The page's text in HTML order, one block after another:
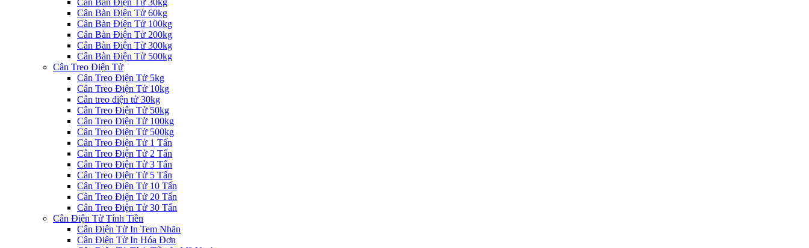
Cân Bàn Điện Tử 30kg
Cân Bàn Điện Tử 60kg
Cân Bàn Điện Tử 100kg
Cân Bàn Điện Tử 200kg
Cân Bàn Điện Tử 300kg
Cân Bàn Điện Tử 500kg
Cân Treo Điện Tử
Cân Treo Điện Tử 5kg
Cân Treo Điện Tử 10kg
Cân treo điện tử 30kg
Cân Treo Điện Tử 50kg
Cân Treo Điện Tử 100kg
Cân Treo Điện Tử 500kg
Cân Treo Điện Tử 1 Tấn
Cân Treo Điện Tử 2 Tấn
Cân Treo Điện Tử 3 Tấn
Cân Treo Điện Tử 5 Tấn
Cân Treo Điện Tử 10 Tấn
Cân Treo Điện Tử 20 Tấn
Cân Treo Điện Tử 30 Tấn
Cân Điện Tử Tính Tiền
Cân Điện Tử In Tem Nhãn
Cân Điện Tử In Hóa Đơn